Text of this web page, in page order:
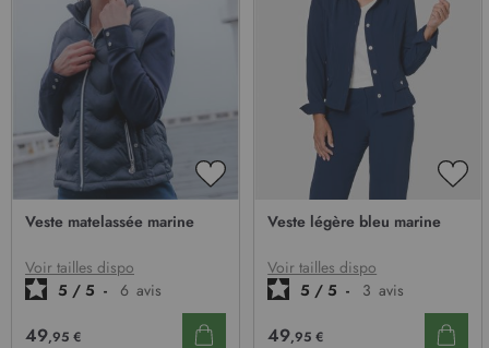
AJOUTER
D’ENVIE
Veste matelassée marine
Voir tailles dispo
5 / 5 - 6 avis
49,95 €
Veste légère bleu marine
Voir tailles dispo
5 / 5 - 3 avis
49,95 €